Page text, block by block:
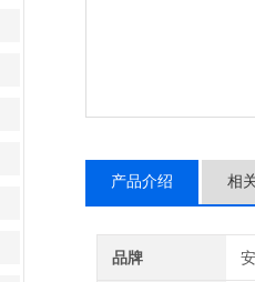
产品介绍 相
品牌